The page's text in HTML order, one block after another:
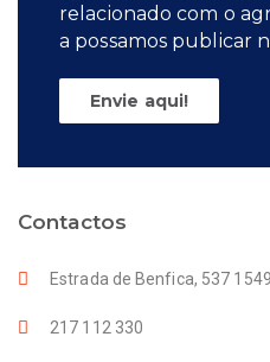
relacionado com o
a possamos publicar
Envie aqui!
Contactos
Estrada de Benfica, 537
217 112 330